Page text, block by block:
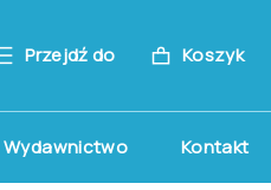
Przejdź do Koszyk
Wydawnictwo Kontakt